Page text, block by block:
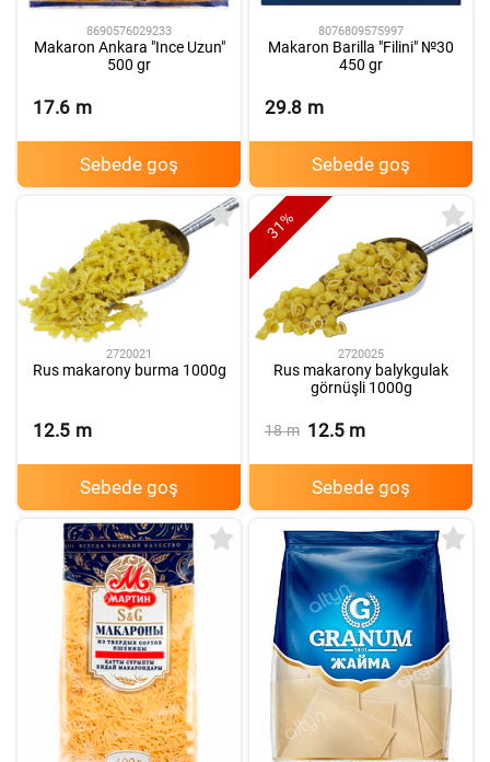
8690576029233
Makaron Ankara "Ince Uzun"
500 gr
17.6 m
Sebede goş
8076809575997
Makaron Barilla "Filini" №30
450 gr
29.8 m
Sebede goş
2720021
Rus makarony burma 1000g
12.5 m
Sebede goş
2720025
Rus makarony balykgulak
görnüşli 1000g
18m 12.5 m
31%
Sebede goş